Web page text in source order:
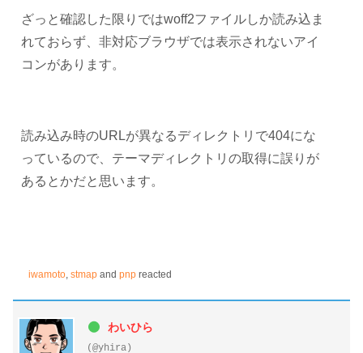
ざっと確認した限りではwoff2ファイルしか読み込ま
れておらず、非対応ブラウザでは表示されないアイ
コンがあります。
読み込み時のURLが異なるディレクトリで404にな
っているので、テーマディレクトリの取得に誤りが
あるとかだと思います。
iwamoto stmap and pnp reacted
わいひら
(@yhira)